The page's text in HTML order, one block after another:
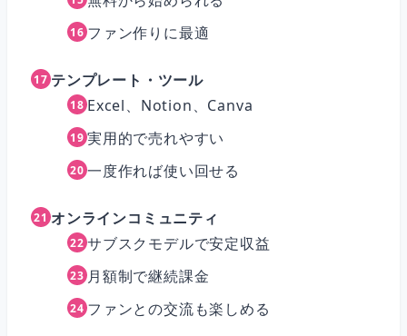
ファン作りに最適
テンプレート・ツール
Excel、Notion、Canva
実用的で売れやすい
一度作れば使い回せる
オンラインコミュニティ
サブスクモデルで安定収益
月額制で継続課金
ファンとの交流も楽しめる